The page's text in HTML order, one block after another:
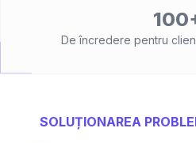
De încredere pentru
SOLUȚIONAREA